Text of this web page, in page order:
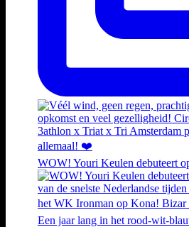
WOW! Youri Keulen debuteert
Een jaar lang in het rood-wit-